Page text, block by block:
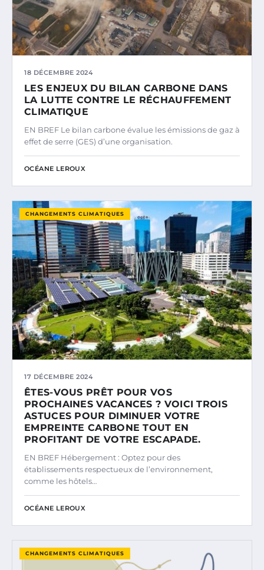
18 DÉCEMBRE 2024
LES ENJEUX DU BILAN CARBONE DANS
LA LUTTE CONTRE LE RÉCHAUFFEMENT
CLIMATIQUE
EN BREF Le bilan carbone évalue les émissions de gaz à
effet de serre (GES) d’une organisation.
OCÉANE LEROUX
CHANGEMENTS CLIMATIQUES
17 DÉCEMBRE 2024
ÊTES-VOUS PRÊT POUR VOS
PROCHAINES VACANCES ? VOICI TROIS
ASTUCES POUR DIMINUER VOTRE
EMPREINTE CARBONE TOUT EN
PROFITANT DE VOTRE ESCAPADE.
EN BREF Hébergement : Optez pour des
établissements respectueux de l’environnement,
comme les hôtels…
OCÉANE LEROUX
CHANGEMENTS CLIMATIQUES